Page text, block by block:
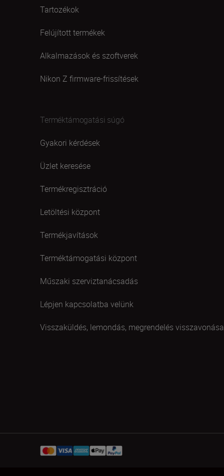
Tartozékok
Felújított termékek
Alkalmazások és szoftverek
Nikon Z firmware-frissítések
Terméktámogatási súgó
Gyakori kérdések
Üzlet keresése
Termékregisztráció
Letöltési központ
Termékjavítások
Terméktámogatási központ
Műszaki szerviztanácsadás
Lépjen kapcsolatba velünk
Visszaküldés, lemondás, megrendelés visszavonása